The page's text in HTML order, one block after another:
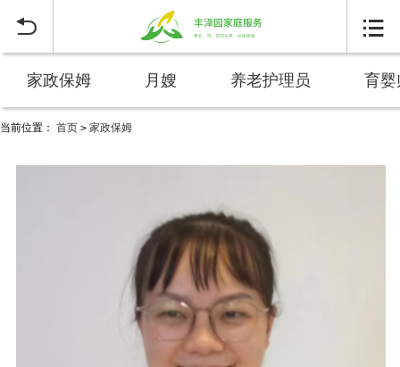
 
家政保姆 月嫂 养老护理员 育婴
当前位置： 首页 > 家政保姆